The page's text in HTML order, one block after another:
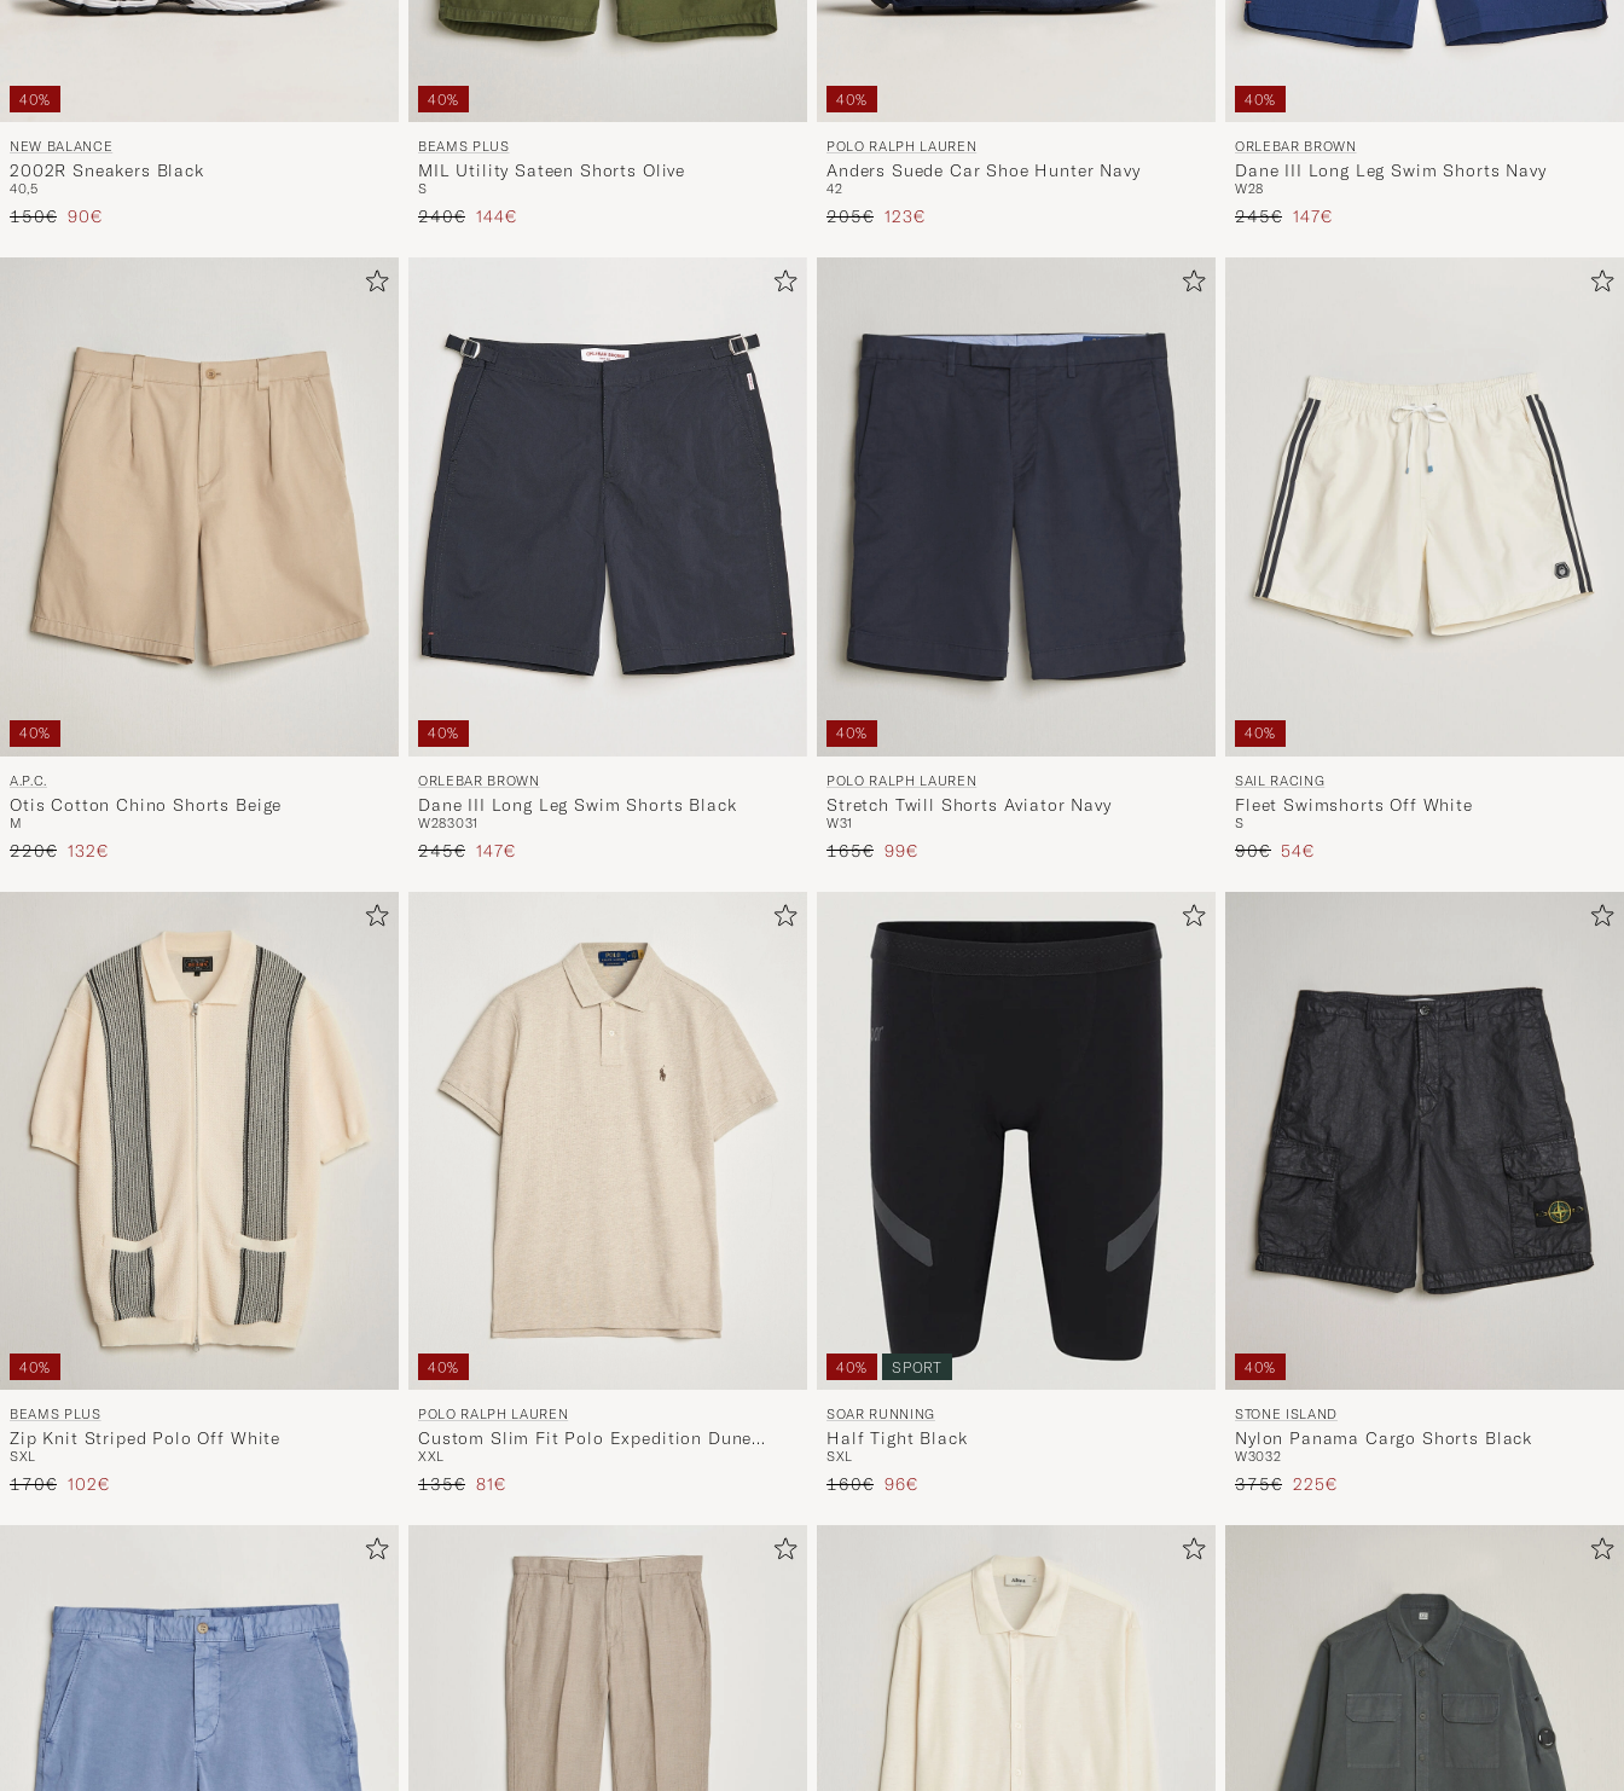
40%
NEW BALANCE
2002R Sneakers Black
40,5
Prezzo ordinario
150€ Prezzo ridotto
90€
40%
BEAMS PLUS
MIL Utility Sateen Shorts Olive
S
Prezzo ordinario
240€ Prezzo ridotto
144€
40%
POLO RALPH LAUREN
Anders Suede Car Shoe Hunter Navy
42
Prezzo ordinario
205€ Prezzo ridotto
123€
40%
ORLEBAR BROWN
Dane III Long Leg Swim Shorts Navy
W28
Prezzo ordinario
245€ Prezzo ridotto
147€
40%
A.P.C.
Otis Cotton Chino Shorts Beige
M
Prezzo ordinario
220€ Prezzo ridotto
132€
40%
ORLEBAR BROWN
Dane III Long Leg Swim Shorts Black
W283031
Prezzo ordinario
245€ Prezzo ridotto
147€
40%
POLO RALPH LAUREN
Stretch Twill Shorts Aviator Navy
W31
Prezzo ordinario
165€ Prezzo ridotto
99€
40%
SAIL RACING
Fleet Swimshorts Off White
S
Prezzo ordinario
90€ Prezzo ridotto
54€
40%
BEAMS PLUS
Zip Knit Striped Polo Off White
SXL
Prezzo ordinario
170€ Prezzo ridotto
102€
40%
POLO RALPH LAUREN
Custom Slim Fit Polo Expedition Dune
Heather
XXL
Prezzo ordinario
135€ Prezzo ridotto
81€
40% SPORT
SOAR RUNNING
Half Tight Black
SXL
Prezzo ordinario
160€ Prezzo ridotto
96€
40%
STONE ISLAND
Nylon Panama Cargo Shorts Black
W3032
Prezzo ordinario
375€ Prezzo ridotto
225€